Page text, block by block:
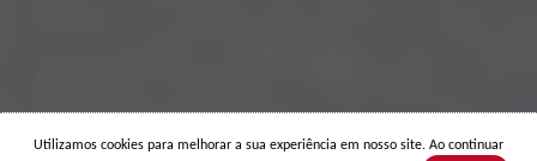
Utilizamos cookies para melhorar a sua experiência em nosso site. Ao continuar